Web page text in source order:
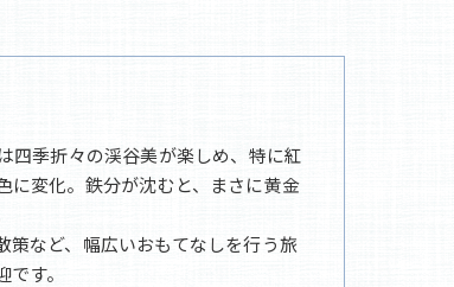
四季折々の渓谷美が楽しめ、特に紅
に変化。鉄分が沈むと、まさに黄金
など、幅広いおもてなしを行う旅
す。